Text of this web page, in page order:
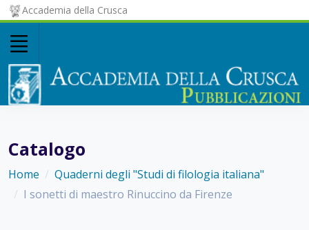
Accademia della Crusca
Catalogo
Home
Quaderni degli "Studi di filologia italiana"
I sonetti di maestro Rinuccino da Firenze